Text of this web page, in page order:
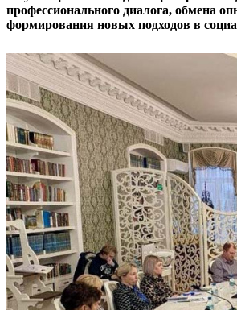
профессионального диалога, обмена
формирования новых подходов в